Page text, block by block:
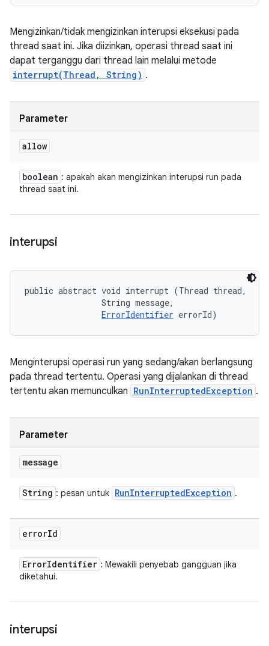
Mengizinkan/tidak mengizinkan interupsi eksekusi pada
thread saat ini. Jika diizinkan, operasi thread saat ini
dapat terganggu dari thread lain melalui metode
interrupt(Thread, String) .
Parameter
allow
boolean : apakah akan mengizinkan interupsi run pada
thread saat ini.
interupsi
public abstract void interrupt (Thread thread,
                String message,
ErrorIdentifier errorId)
Menginterupsi operasi run yang sedang/akan berlangsung
pada thread tertentu. Operasi yang dijalankan di thread
tertentu akan memunculkan RunInterruptedException .
Parameter
message
String : pesan untuk RunInterruptedException .
errorId
ErrorIdentifier : Mewakili penyebab gangguan jika
diketahui.
interupsi